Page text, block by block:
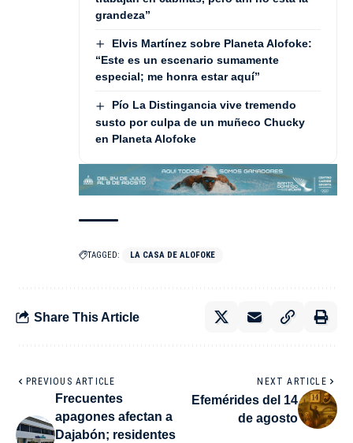
grandeza”
Elvis Martínez sobre Planeta Alofoke:
“Este es un escenario sumamente
especial; me honra estar aquí”
Pío La Distingancia vive tremendo
susto por culpa de un muñeco Chucky
en Planeta Alofoke
TAGGED: LA CASA DE ALOFOKE
Share This Article
PREVIOUS ARTICLE
Frecuentes
apagones afectan a
Dajabón; residentes
NEXT ARTICLE
Efemérides del 14
de agosto